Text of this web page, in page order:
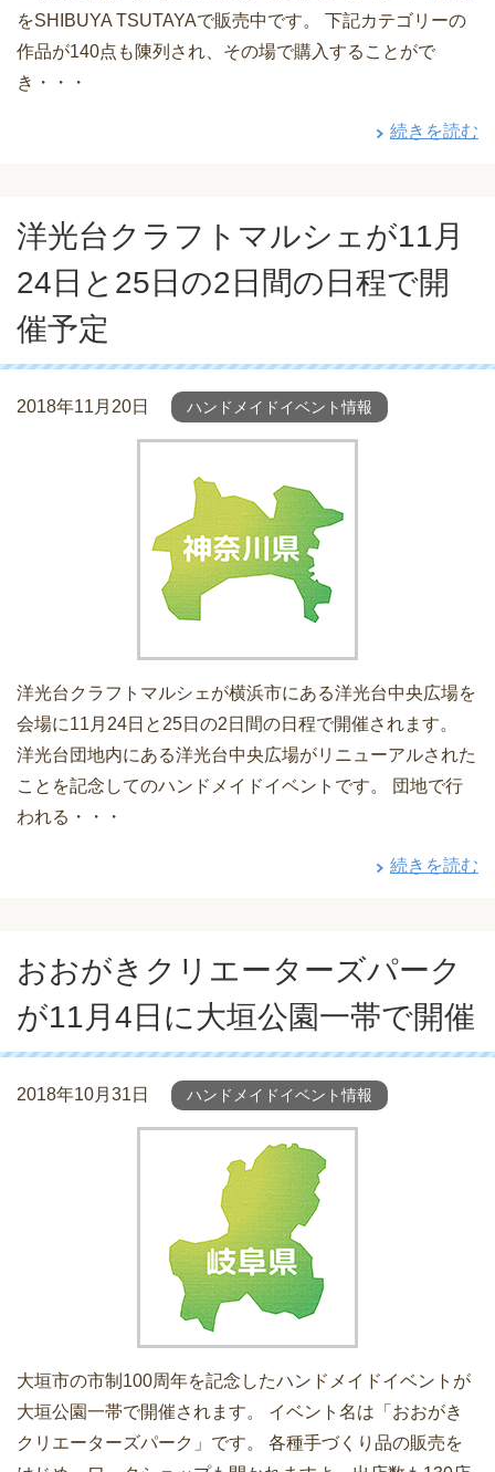
をSHIBUYA TSUTAYAで販売中です。 下記カテゴリーの
作品が140点も陳列され、その場で購入することがで
き・・・
続きを読む
洋光台クラフトマルシェが11月
24日と25日の2日間の日程で開
催予定
2018年11月20日 ハンドメイドイベント情報
洋光台クラフトマルシェが横浜市にある洋光台中央広場を
会場に11月24日と25日の2日間の日程で開催されます。
洋光台団地内にある洋光台中央広場がリニューアルされた
ことを記念してのハンドメイドイベントです。 団地で行
われる・・・
続きを読む
おおがきクリエーターズパーク
が11月4日に大垣公園一帯で開催
2018年10月31日 ハンドメイドイベント情報
大垣市の市制100周年を記念したハンドメイドイベントが
大垣公園一帯で開催されます。 イベント名は「おおがき
クリエーターズパーク」です。 各種手づくり品の販売を